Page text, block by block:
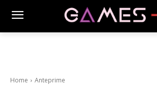
Home Anteprime